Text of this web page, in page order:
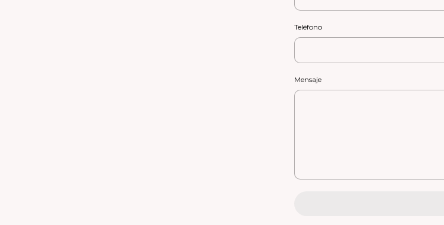
Teléfono
Mensaje